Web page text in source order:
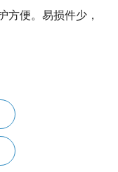
方便。易损件少，